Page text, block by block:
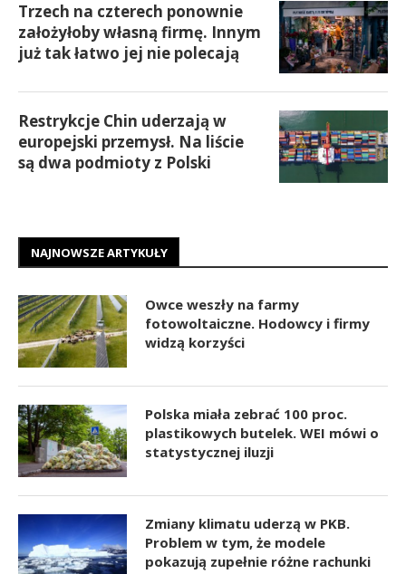
Trzech na czterech ponownie
założyłoby własną firmę. Innym
już tak łatwo jej nie polecają
Restrykcje Chin uderzają w
europejski przemysł. Na liście
są dwa podmioty z Polski
NAJNOWSZE ARTYKUŁY
Owce weszły na farmy
fotowoltaiczne. Hodowcy i firmy
widzą korzyści
Polska miała zebrać 100 proc.
plastikowych butelek. WEI mówi o
statystycznej iluzji
Zmiany klimatu uderzą w PKB.
Problem w tym, że modele
pokazują zupełnie różne rachunki